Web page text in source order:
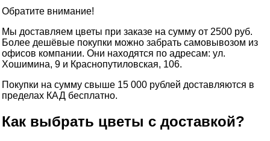
Обратите внимание!
Мы доставляем цветы при заказе на сумму от 2500 руб.
Более дешёвые покупки можно забрать самовывозом из
офисов компании. Они находятся по адресам: ул.
Хошимина, 9 и Краснопутиловская, 106.
Покупки на сумму свыше 15 000 рублей доставляются в
пределах КАД бесплатно.
Как выбрать цветы с доставкой?